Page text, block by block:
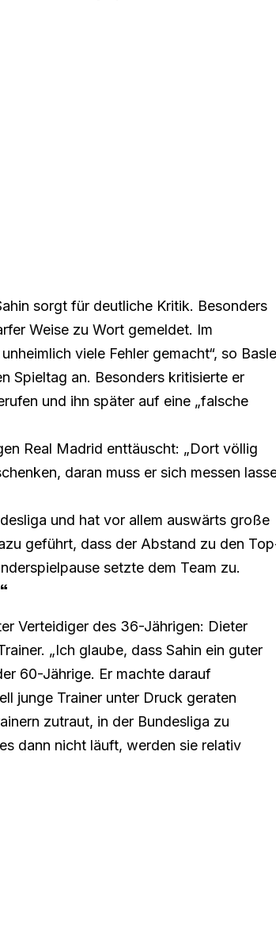
sorgt für deutliche Kritik. Besonders
Weise zu Wort gemeldet. Im
unheimlich viele Fehler gemacht“, so
Spieltag an. Besonders kritisierte er
und ihn später auf eine „falsche
Real Madrid enttäuscht: „Dort völlig
daran muss er sich messen
und hat vor allem auswärts große
geführt, dass der Abstand zu den
setzte dem Team zu.
Verteidiger des 36-Jährigen: Dieter
„Ich glaube, dass Sahin ein guter
60-Jährige. Er machte darauf
junge Trainer unter Druck geraten
zutraut, in der Bundesliga zu
dann nicht läuft, werden sie relativ